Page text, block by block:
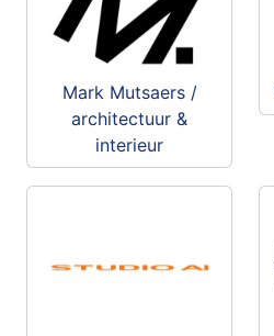
Mark Mutsaers /
architectuur &
interieur